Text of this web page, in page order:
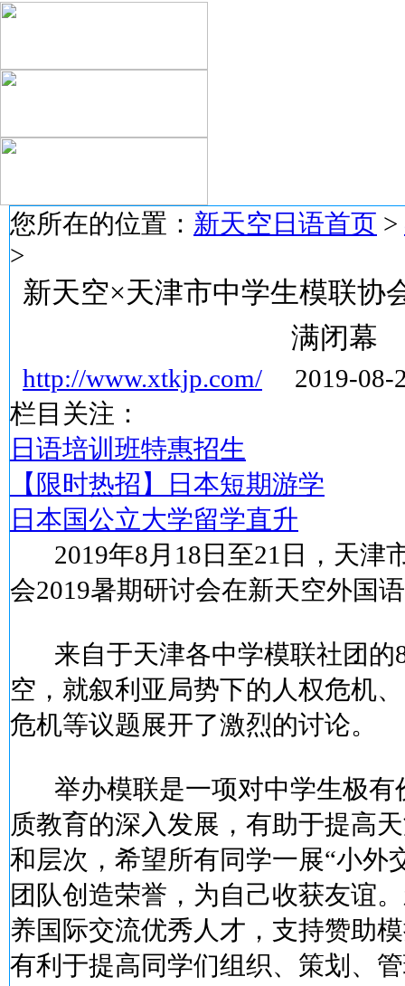
您所在的位置： 新天空日语首页 >
>
新天空×天津市中学生模联协
满闭幕
http://www.xtkjp.com/ 2019-08-
栏目关注：
日语培训班特惠招生
【限时热招】日本短期游学
日本国公立大学留学直升
2019年8月18日至21日，天津
会2019暑期研讨会在新天空外国
来自于天津各中学模联社团的
空，就叙利亚局势下的人权危机
危机等议题展开了激烈的讨论。
举办模联是一项对中学生极有
质教育的深入发展，有助于提高
和层次，希望所有同学一展“小外
团队创造荣誉，为自己收获友谊
养国际交流优秀人才，支持赞助
有利于提高同学们组织、策划、